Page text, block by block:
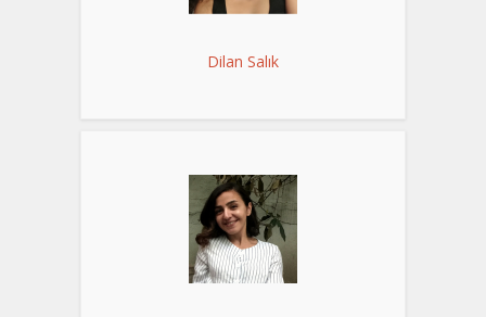
Dilan Salık